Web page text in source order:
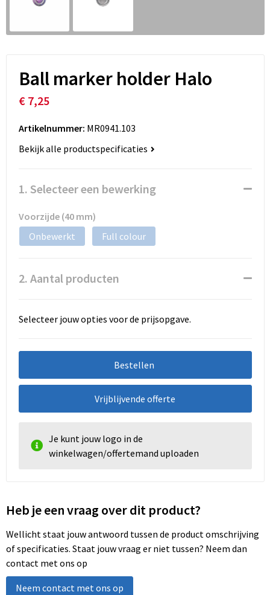
Ball marker holder Halo
€ 7,25
Artikelnummer: MR0941.103
Bekijk alle productspecificaties
1. Selecteer een bewerking
Voorzijde (40 mm)
Onbewerkt
Full colour
2. Aantal producten
Selecteer jouw opties voor de prijsopgave.
Bestellen
Vrijblijvende offerte
Je kunt jouw logo in de
winkelwagen/offertemand uploaden
Heb je een vraag over dit product?
Wellicht staat jouw antwoord tussen de product omschrijving
of specificaties. Staat jouw vraag er niet tussen? Neem dan
contact met ons op
Neem contact met ons op